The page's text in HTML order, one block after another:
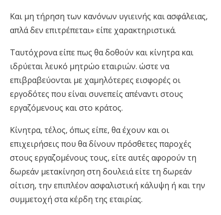
Και μη τήρηση των κανόνων υγιεινής και ασφάλειας,
απλά δεν επιτρέπεται» είπε χαρακτηριστικά.
Ταυτόχρονα είπε πως θα δοθούν και κίνητρα και
ιδρύεται λευκό μητρώο εταιριών. ώστε να
επιβραβεύονται με χαμηλότερες εισφορές οι
εργοδότες που είναι συνεπείς απέναντι στους
εργαζόμενους και στο κράτος.
Κίνητρα, τέλος, όπως είπε, θα έχουν και οι
επιχειρήσεις που θα δίνουν πρόσθετες παροχές
στους εργαζομένους τους, είτε αυτές αφορούν τη
δωρεάν μετακίνηση στη δουλειά είτε τη δωρεάν
σίτιση, την επιπλέον ασφαλιστική κάλυψη ή και την
συμμετοχή στα κέρδη της εταιρίας.